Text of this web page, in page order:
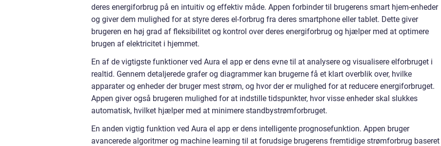
deres energiforbrug på en intuitiv og effektiv måde. Appen forbinder til brugerens smart hjem-enheder
og giver dem mulighed for at styre deres el-forbrug fra deres smartphone eller tablet. Dette giver
brugeren en høj grad af fleksibilitet og kontrol over deres energiforbrug og hjælper med at optimere
brugen af elektricitet i hjemmet.
En af de vigtigste funktioner ved Aura el app er dens evne til at analysere og visualisere elforbruget i
realtid. Gennem detaljerede grafer og diagrammer kan brugerne få et klart overblik over, hvilke
apparater og enheder der bruger mest strøm, og hvor der er mulighed for at reducere energiforbruget.
Appen giver også brugeren mulighed for at indstille tidspunkter, hvor visse enheder skal slukkes
automatisk, hvilket hjælper med at minimere standbystrømforbruget.
En anden vigtig funktion ved Aura el app er dens intelligente prognosefunktion. Appen bruger
avancerede algoritmer og machine learning til at forudsige brugerens fremtidige strømforbrug baseret